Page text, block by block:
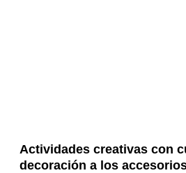
Actividades creativas con
decoración a los